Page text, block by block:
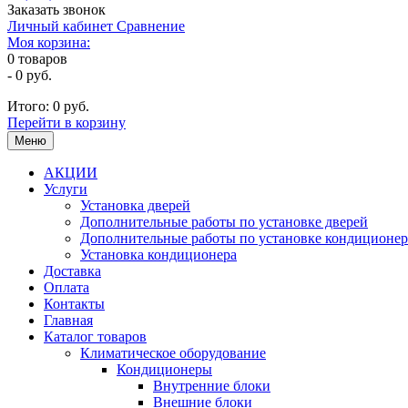
Заказать звонок
Личный кабинет Сравнение
Моя корзина:
0 товаров
- 0 руб.
Итого: 0 руб.
Перейти в корзину
Меню
АКЦИИ
Услуги
Установка дверей
Дополнительные работы по установке дверей
Дополнительные работы по установке
Установка кондиционера
Доставка
Оплата
Контакты
Главная
Каталог товаров
Климатическое оборудование
Кондиционеры
Внутренние блоки
Внешние блоки